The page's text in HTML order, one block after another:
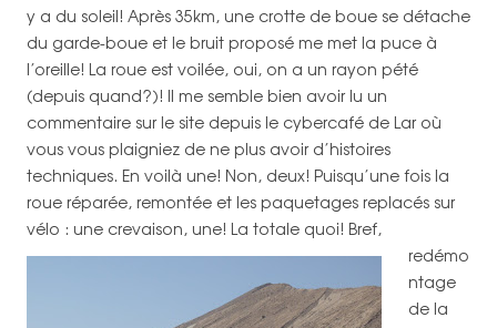
y a du soleil! Après 35km, une crotte de boue se détache
du garde-boue et le bruit proposé me met la puce à
l’oreille! La roue est voilée, oui, on a un rayon pété
(depuis quand?)! Il me semble bien avoir lu un
commentaire sur le site depuis le cybercafé de Lar où
vous vous plaigniez de ne plus avoir d’histoires
techniques. En voilà une! Non, deux! Puisqu’une fois la
roue réparée, remontée et les paquetages replacés sur
vélo : une crevaison, une! La totale quoi! Bref,
redémo
ntage
de la